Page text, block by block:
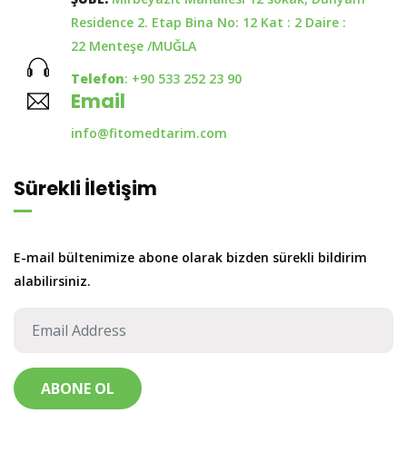
Residence 2. Etap Bina No: 12 Kat : 2 Daire :
22 Menteşe /MUĞLA
Telefon: +90 533 252 23 90
Email
info@fitomedtarim.com
Sürekli İletişim
E-mail bültenimize abone olarak bizden sürekli bildirim
alabilirsiniz.